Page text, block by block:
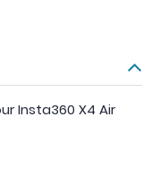
Insta360 X4 Air